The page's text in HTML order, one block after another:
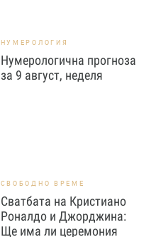
НУМЕРОЛОГИЯ
Нумерологична прогноза
за 9 август, неделя
СВОБОДНО ВРЕМЕ
Сватбата на Кристиано
Роналдо и Джорджина:
Ще има ли церемония